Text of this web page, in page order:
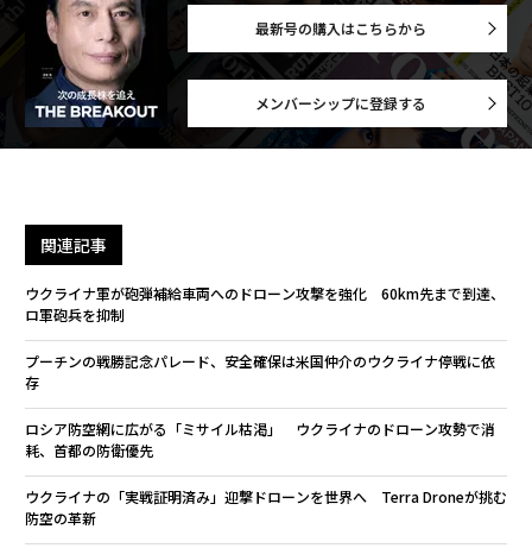
最新号の購入はこちらから
メンバーシップに登録する
関連記事
ウクライナ軍が砲弾補給車両へのドローン攻撃を強化 60km先まで到達、
ロ軍砲兵を抑制
プーチンの戦勝記念パレード、安全確保は米国仲介のウクライナ停戦に依
存
ロシア防空網に広がる「ミサイル枯渇」 ウクライナのドローン攻勢で消
耗、首都の防衛優先
ウクライナの「実戦証明済み」迎撃ドローンを世界へ Terra Droneが挑む
防空の革新